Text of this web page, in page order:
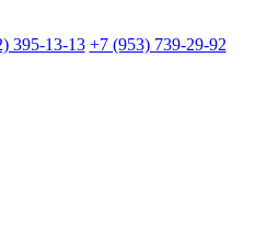
395-13-13 +7 (953) 739-29-92